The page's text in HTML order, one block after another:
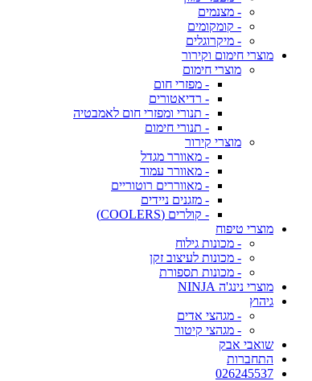
- מצנמים
- קומקומים
- מיקרוגלים
מוצרי חימום וקירור
מוצרי חימום
- מפזרי חום
- רדיאטורים
- תנורי ומפזרי חום לאמבטיה
- תנורי חימום
מוצרי קירור
- מאוורר מגדל
- מאוורר עמוד
- מאווררים רוטוריים
- מזגנים ניידים
- קולרים (COOLERS)
מוצרי טיפוח
- מכונות גילוח
- מכונות לעיצוב זקן
- מכונות תספורת
מוצרי נינג'ה NINJA
גיהוץ
- מגהצי אדים
- מגהצי קיטור
שואבי אבק
התחברות
026245537